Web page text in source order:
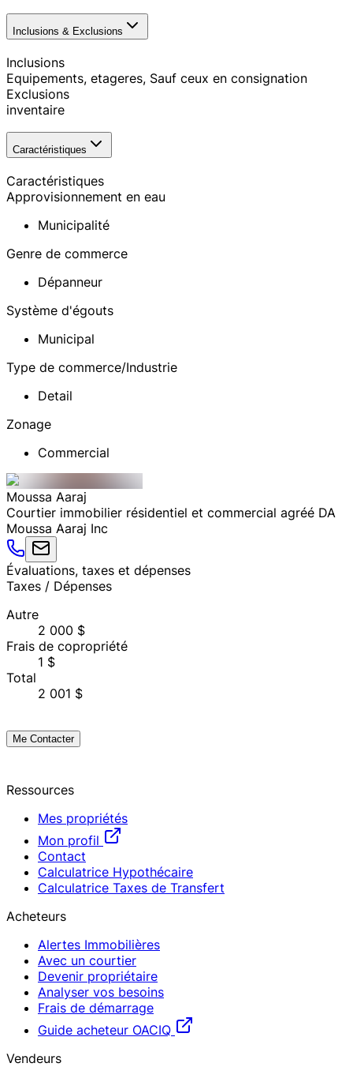
Inclusions & Exclusions
Inclusions
Equipements, etageres, Sauf ceux en consignation
Exclusions
inventaire
Caractéristiques
Caractéristiques
Approvisionnement en eau
Municipalité
Genre de commerce
Dépanneur
Système d'égouts
Municipal
Type de commerce/Industrie
Detail
Zonage
Commercial
Moussa Aaraj
Courtier immobilier résidentiel et commercial agréé DA
Moussa Aaraj Inc
Évaluations, taxes et dépenses
Taxes / Dépenses
Autre
2 000 $
Frais de copropriété
1 $
Total
2 001 $
Me Contacter
Ressources
Mes propriétés
Mon profil
Contact
Calculatrice Hypothécaire
Calculatrice Taxes de Transfert
Acheteurs
Alertes Immobilières
Avec un courtier
Devenir propriétaire
Analyser vos besoins
Frais de démarrage
Guide acheteur OACIQ
Vendeurs